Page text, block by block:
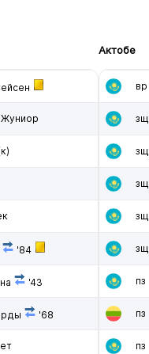
Жуниор
'84
'43
'68
Актобе
вр
зщ
зщ
зщ
зщ
зщ
пз
пз
пз